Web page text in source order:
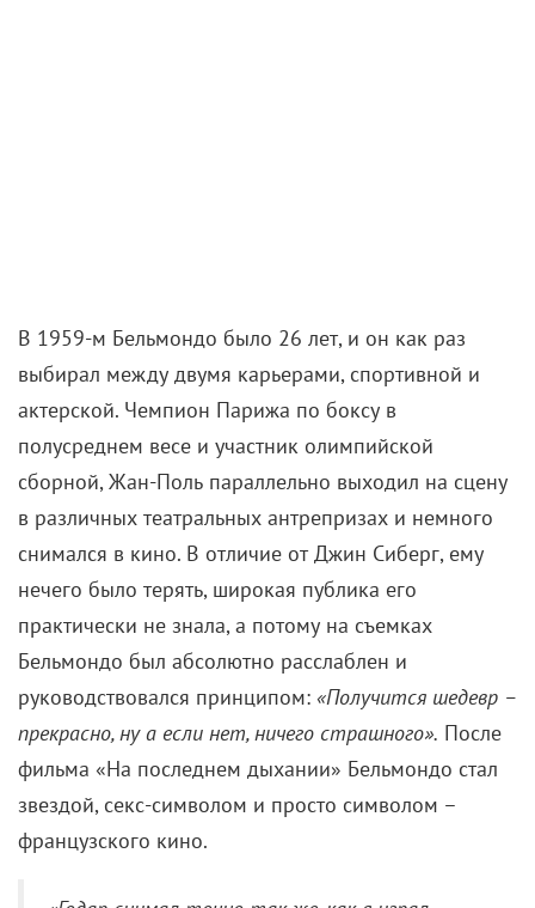
В 1959-м Бельмондо было 26 лет, и он как раз
выбирал между двумя карьерами, спортивной и
актерской. Чемпион Парижа по боксу в
полусреднем весе и участник олимпийской
сборной, Жан-Поль параллельно выходил на сцену
в различных театральных антрепризах и немного
снимался в кино. В отличие от Джин Сиберг, ему
нечего было терять, широкая публика его
практически не знала, а потому на съемках
Бельмондо был абсолютно расслаблен и
руководствовался принципом: «Получится шедевр –
прекрасно, ну а если нет, ничего страшного». После
фильма «На последнем дыхании» Бельмондо стал
звездой, секс-символом и просто символом –
французского кино.